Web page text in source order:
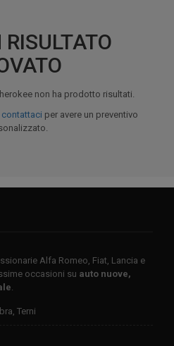
non ha prodotto risultati.
contattaci per avere un preventivo
Alfa Romeo, Fiat, Lancia e
occasioni su auto nuove,
.
Terni